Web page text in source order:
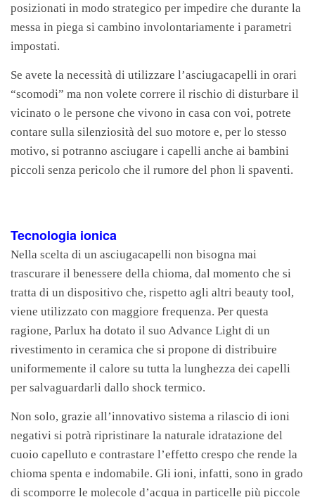
posizionati in modo strategico per impedire che durante la
messa in piega si cambino involontariamente i parametri
impostati.
Se avete la necessità di utilizzare l’asciugacapelli in orari
“scomodi” ma non volete correre il rischio di disturbare il
vicinato o le persone che vivono in casa con voi, potrete
contare sulla silenziosità del suo motore e, per lo stesso
motivo, si potranno asciugare i capelli anche ai bambini
piccoli senza pericolo che il rumore del phon li spaventi.
Tecnologia ionica
Nella scelta di un asciugacapelli non bisogna mai
trascurare il benessere della chioma, dal momento che si
tratta di un dispositivo che, rispetto agli altri beauty tool,
viene utilizzato con maggiore frequenza. Per questa
ragione, Parlux ha dotato il suo Advance Light di un
rivestimento in ceramica che si propone di distribuire
uniformemente il calore su tutta la lunghezza dei capelli
per salvaguardarli dallo shock termico.
Non solo, grazie all’innovativo sistema a rilascio di ioni
negativi si potrà ripristinare la naturale idratazione del
cuoio capelluto e contrastare l’effetto crespo che rende la
chioma spenta e indomabile. Gli ioni, infatti, sono in grado
di scomporre le molecole d’acqua in particelle più piccole